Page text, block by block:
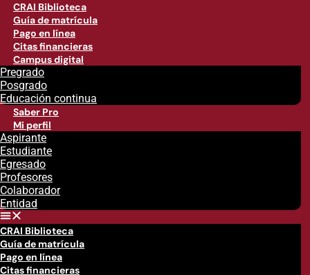
CRAI Biblioteca
Guía de matrícula
Pago en línea
Citas financieras
Campus digital
Pregrado
Posgrado
Educación continua
Saber Pro
Mi perfil
Aspirante
Estudiante
Egresado
Profesores
Colaborador
Entidad
CRAI Biblioteca
Guía de matrícula
Pago en línea
Citas financieras